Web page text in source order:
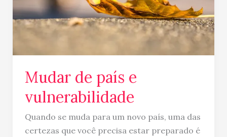
Mudar de país e
vulnerabilidade
Quando se muda para um novo país, uma das
certezas que você precisa estar preparado é